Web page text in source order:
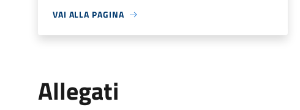
VAI ALLA PAGINA
Allegati